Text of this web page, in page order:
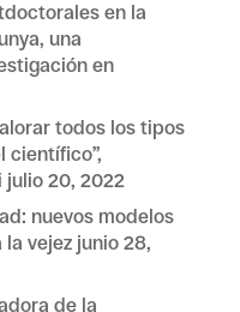
en la
una
en
todos los tipos
científico”,
julio 20, 2022
nuevos modelos
la vejez junio 28,
de la